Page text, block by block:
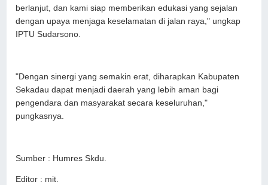
berlanjut, dan kami siap memberikan edukasi yang sejalan
dengan upaya menjaga keselamatan di jalan raya," ungkap
IPTU Sudarsono.
"Dengan sinergi yang semakin erat, diharapkan Kabupaten
Sekadau dapat menjadi daerah yang lebih aman bagi
pengendara dan masyarakat secara keseluruhan,"
pungkasnya.
Sumber : Humres Skdu.
Editor : mit.